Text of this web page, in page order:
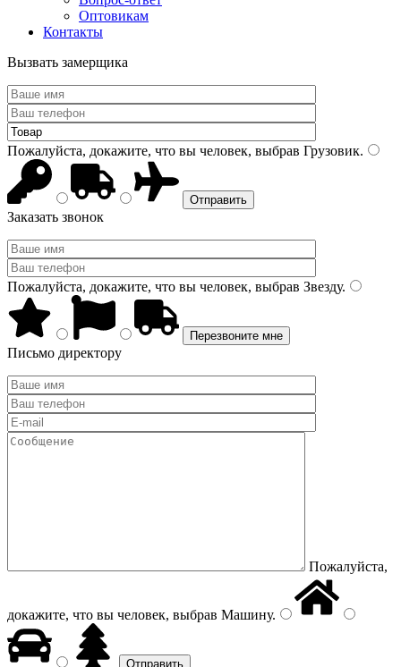
Оптовикам
Контакты
Вызвать замерщика
Пожалуйста, докажите, что вы человек, выбрав Грузовик.
Заказать звонок
Пожалуйста, докажите, что вы человек, выбрав Звезду.
Письмо директору
Пожалуйста,
докажите, что вы человек, выбрав Машину.